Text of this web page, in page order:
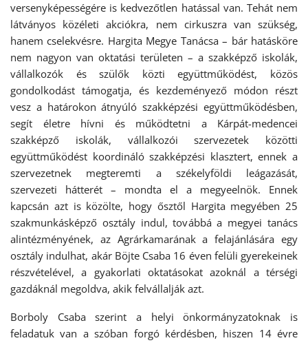
versenyképességére is kedvezőtlen hatással van. Tehát nem
látványos közéleti akciókra, nem cirkuszra van szükség,
hanem cselekvésre. Hargita Megye Tanácsa – bár hatásköre
nem nagyon van oktatási területen – a szakképző iskolák,
vállalkozók és szülők közti együttműködést, közös
gondolkodást támogatja, és kezdeményező módon részt
vesz a határokon átnyúló szakképzési együttműködésben,
segít életre hívni és működtetni a Kárpát-medencei
szakképző iskolák, vállalkozói szervezetek közötti
együttműködést koordináló szakképzési klasztert, ennek a
szervezetnek megteremti a székelyföldi leágazását,
szervezeti hátterét – mondta el a megyeelnök. Ennek
kapcsán azt is közölte, hogy ősztől Hargita megyében 25
szakmunkásképző osztály indul, továbbá a megyei tanács
alintézményének, az Agrárkamarának a felajánlására egy
osztály indulhat, akár Böjte Csaba 16 éven felüli gyerekeinek
részvételével, a gyakorlati oktatásokat azoknál a térségi
gazdáknál megoldva, akik felvállalják azt.
Borboly Csaba szerint a helyi önkormányzatoknak is
feladatuk van a szóban forgó kérdésben, hiszen 14 évre